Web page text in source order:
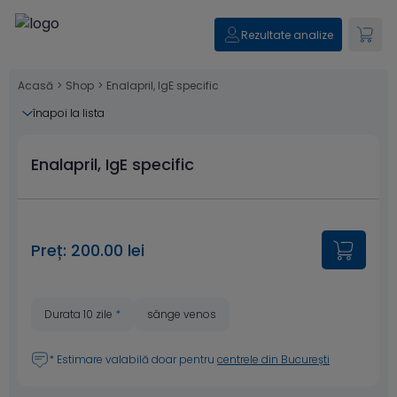
Rezultate analize
Acasă > Shop > Enalapril, IgE specific
înapoi la lista
Enalapril, IgE specific
Preț: 200.00 lei
Durata 10 zile * sânge venos
* Estimare valabilă doar pentru centrele din București